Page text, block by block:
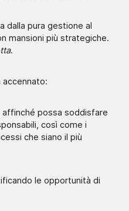
dalla pura gestione al
mansioni più strategiche.
.
accennato:
affinché possa soddisfare
così come i
che siano il più
le opportunità di